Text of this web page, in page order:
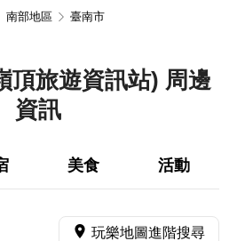
南部地區 臺南市
頂旅遊資訊站) 周邊
資訊
美食 活動
玩樂地圖進階搜尋